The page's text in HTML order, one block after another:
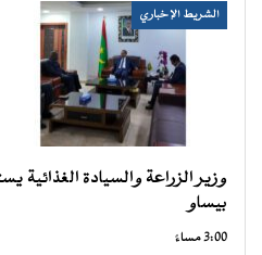
الشريط الإخباري
وزير الزراعة والسيادة الغذائية
بيساو
3:00 مساءً